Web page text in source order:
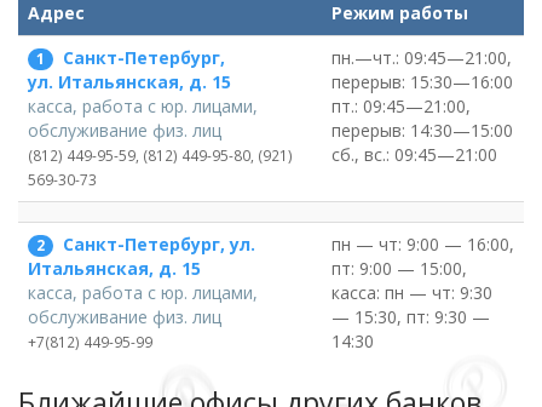
Адрес Режим работы
1
Санкт-Петербург,
ул. Итальянская, д. 15
касса, работа с юр. лицами,
обслуживание физ. лиц
(812) 449-95-59, (812) 449-95-80, (921)
569-30-73
пн.—чт.: 09:45—21:00,
перерыв: 15:30—16:00
пт.: 09:45—21:00,
перерыв: 14:30—15:00
сб., вс.: 09:45—21:00
2
Санкт-Петербург, ул.
Итальянская, д. 15
касса, работа с юр. лицами,
обслуживание физ. лиц
+7(812) 449-95-99
пн — чт: 9:00 — 16:00,
пт: 9:00 — 15:00,
касса: пн — чт: 9:30
— 15:30, пт: 9:30 —
14:30